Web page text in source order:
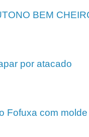
BEM
por atacado
Fofuxa com molde